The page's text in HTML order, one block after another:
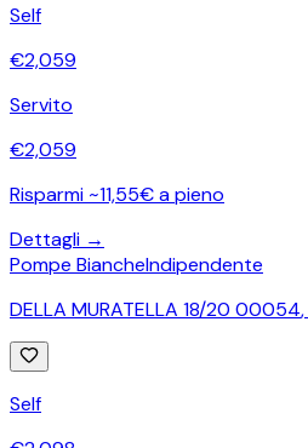
Self
€2,059
Servito
€2,059
Risparmi ~11,55€ a pieno
Dettagli →
Pompe BiancheIndipendente
DELLA MURATELLA 18/20 00054,
Self